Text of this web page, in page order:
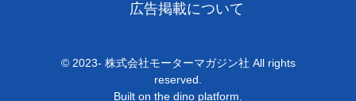
広告掲載について
© 2023- 株式会社モーターマガジン社 All rights
reserved.
Built on the dino platform.